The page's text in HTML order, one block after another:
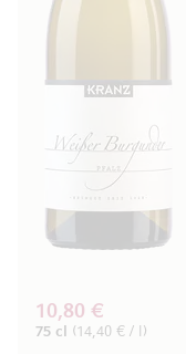
10,80 €
75 cl (14,40 € / l)